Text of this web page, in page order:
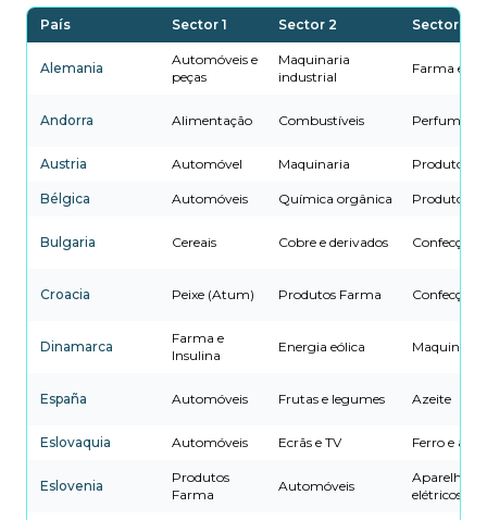
País Sector 1 Sector 2 Sector 3
Alemania
Automóveis e
peças
Maquinaria
industrial
Farma e
Andorra Alimentação Combustíveis Perfumaria
Austria Automóvel Maquinaria Produtos
Bélgica Automóveis Química orgânica Produtos
Bulgaria Cereais Cobre e derivados Confecção
Croacia Peixe (Atum) Produtos Farma Confecção
Dinamarca
Farma e
Insulina
Energia eólica Maquinaria
España Automóveis Frutas e legumes Azeite
Eslovaquia Automóveis Ecrãs e TV Ferro e aço
Eslovenia
Produtos
Farma
Automóveis
Aparelhos
elétricos